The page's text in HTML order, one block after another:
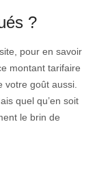
?
pour en savoir
montant tarifaire
goût aussi.
quel qu’en soit
le brin de